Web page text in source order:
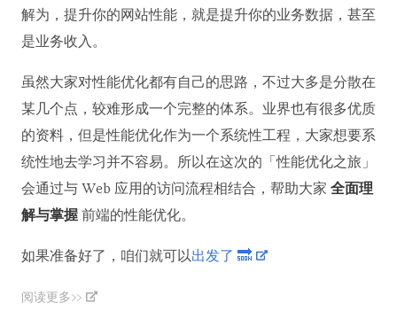
解为，提升你的网站性能，就是提升你的业务数据，甚至
是业务收入。
虽然大家对性能优化都有自己的思路，不过大多是分散在
某几个点，较难形成一个完整的体系。业界也有很多优质
的资料，但是性能优化作为一个系统性工程，大家想要系
统性地去学习并不容易。所以在这次的「性能优化之旅」
会通过与 Web 应用的访问流程相结合，帮助大家 全面理
解与掌握 前端的性能优化。
如果准备好了，咱们就可以出发了 🔜
阅读更多>>